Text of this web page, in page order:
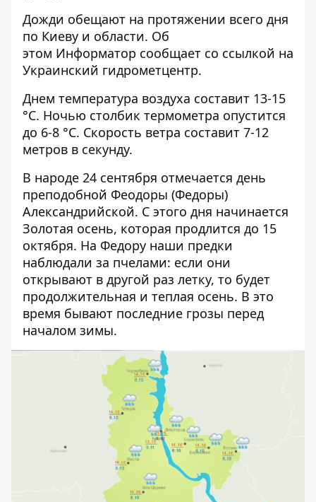
Дожди обещают на протяжении всего дня
по Киеву и области. Об
этом Информатор сообщает со ссылкой на
Украинский гидрометцентр.
Днем температура воздуха составит 13-15
°C. Ночью столбик термометра опустится
до 6-8 °C. Скорость ветра составит 7-12
метров в секунду.
В народе 24 сентября отмечается день
преподобной Феодоры (Федоры)
Александрийской. С этого дня начинается
Золотая осень, которая продлится до 15
октября. На Федору наши предки
наблюдали за пчелами: если они
открывают в другой раз летку, то будет
продолжительная и теплая осень. В это
время бывают последние грозы перед
началом зимы.